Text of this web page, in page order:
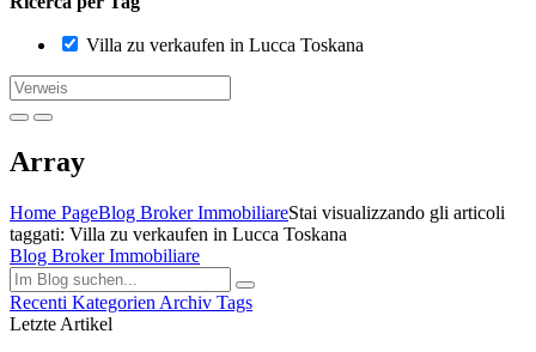
Villa zu verkaufen in Lucca Toskana
Array
Home PageBlog Broker ImmobiliareStai visualizzando gli articoli
taggati: Villa zu verkaufen in Lucca Toskana
Blog Broker Immobiliare
Recenti Kategorien Archiv Tags
Letzte Artikel